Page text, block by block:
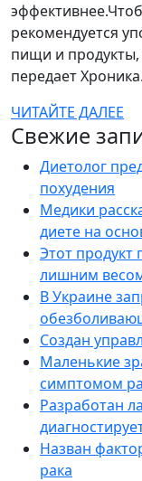
рекомендуется
пищи и
передает
ЧИТАЙТЕ ДАЛЕЕ
Свежие
Диетолог
похудения
Медики
диете на
Этот
лишним
В Украине
Создан
Маленькие
симптомом
Разработан
Назван
рака